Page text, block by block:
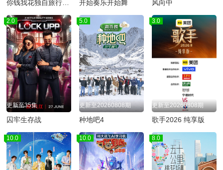
开始奏乐开始舞 风向中
2.0
更新至35集
囚牢生存战
5.0
更新至20260808期
种地吧4
3.0
更新至20260808期
歌手2026 纯享版
10.0 10.0 8.0